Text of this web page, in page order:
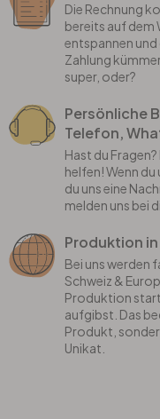
Die Rechnung
bereits auf dem
entspannen und
Zahlung
super, oder?
Persönliche
Telefon,
Hast du
helfen! Wenn
du uns eine
melden uns bei
Produktion in
Bei uns werden
Schweiz &
Produktion
aufgibst. Das
Produkt,
Unikat.